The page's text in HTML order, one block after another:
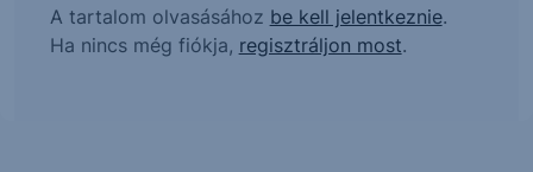
A tartalom olvasásához be kell jelentkeznie.
Ha nincs még fiókja, regisztráljon most.